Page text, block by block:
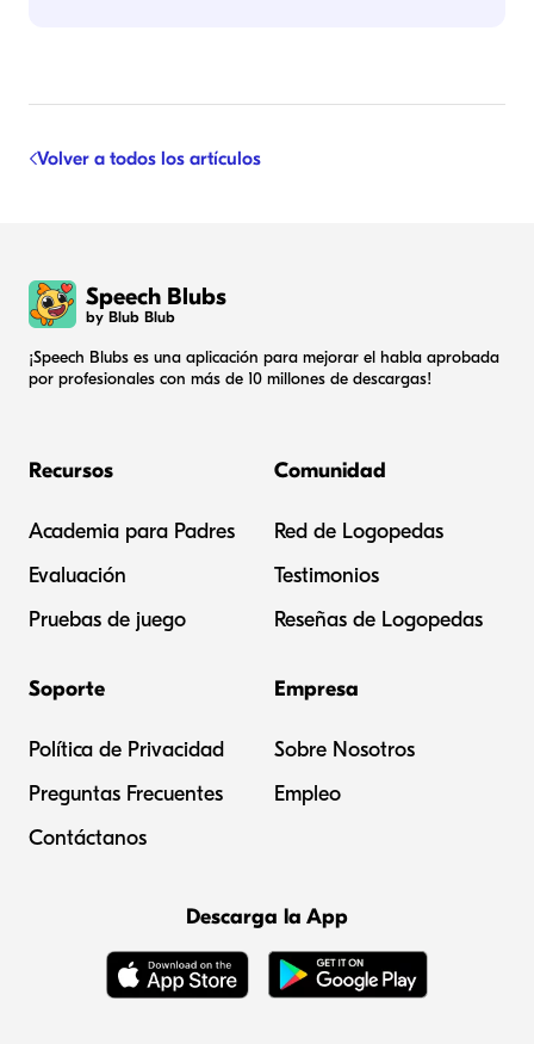
Volver a todos los artículos
Speech Blubs
by Blub Blub
¡Speech Blubs es una aplicación para mejorar el habla aprobada
por profesionales con más de 10 millones de descargas!
Recursos
Academia para Padres
Evaluación
Pruebas de juego
Comunidad
Red de Logopedas
Testimonios
Reseñas de Logopedas
Soporte
Política de Privacidad
Preguntas Frecuentes
Contáctanos
Empresa
Sobre Nosotros
Empleo
Descarga la App